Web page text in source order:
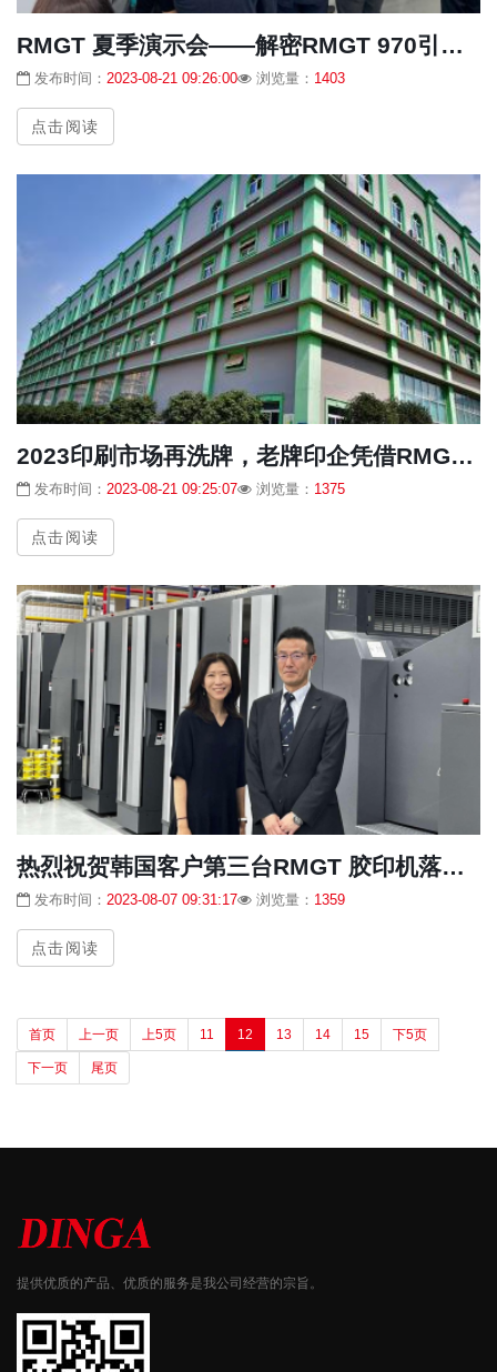
RMGT 夏季演示会——解密RMGT 970引爆市场的秘密武器！
发布时间： 2023-08-21 09:26:00 浏览量： 1403
点击阅读
2023印刷市场再洗牌，老牌印企凭借RMGT 掌握先机，脱颖而出！
发布时间： 2023-08-21 09:25:07 浏览量： 1375
点击阅读
热烈祝贺韩国客户第三台RMGT 胶印机落地新工厂。
发布时间： 2023-08-07 09:31:17 浏览量： 1359
点击阅读
首页 上一页 上5页 11 12 13 14 15 下5页
下一页 尾页
提供优质的产品、优质的服务是我公司经营的宗旨。